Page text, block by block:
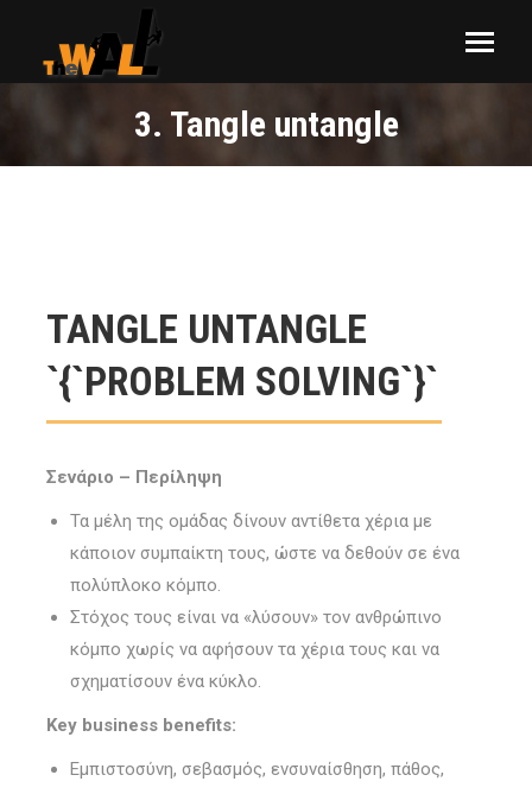
3. Tangle untangle
You are here:
TANGLE UNTANGLE
`{`PROBLEM SOLVING`}`
Σενάριο – Περίληψη
Τα μέλη της ομάδας δίνουν αντίθετα χέρια με
κάποιον συμπαίκτη τους, ώστε να δεθούν σε ένα
πολύπλοκο κόμπο.
Στόχος τους είναι να «λύσουν» τον ανθρώπινο
κόμπο χωρίς να αφήσουν τα χέρια τους και να
σχηματίσουν ένα κύκλο.
Key business benefits:
Εμπιστοσύνη, σεβασμός, ενσυναίσθηση, πάθος,